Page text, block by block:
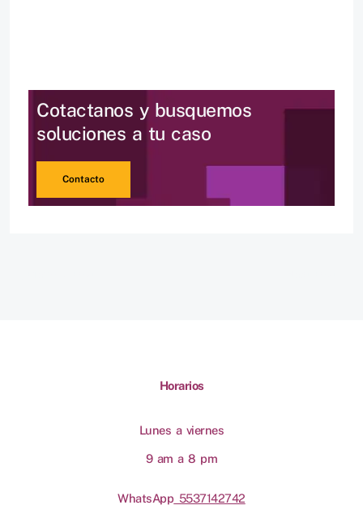
Cotactanos y busquemos
soluciones a tu caso
Contacto
Horarios
Lunes a viernes
9 am a 8 pm
WhatsApp 5537142742